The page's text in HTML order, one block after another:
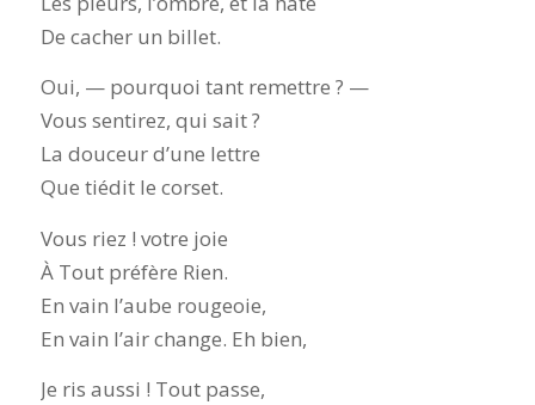
De cacher un billet.
Oui, — pourquoi tant remettre ? —
Vous sentirez, qui sait ?
La douceur d’une lettre
Que tiédit le corset.
Vous riez ! votre joie
À Tout préfère Rien.
En vain l’aube rougeoie,
En vain l’air change. Eh bien,
Je ris aussi ! Tout passe,